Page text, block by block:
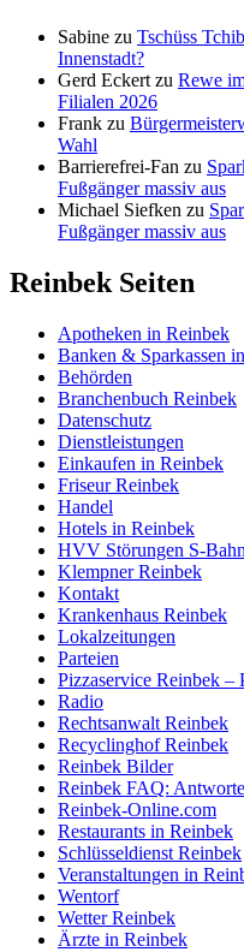
Sabine zu Tschüss
Innenstadt?
Gerd Eckert zu Rewe
Filialen 2026
Frank zu
Wahl
Barrierefrei-Fan zu
Fußgänger massiv aus
Michael Siefken zu
Fußgänger massiv aus
Reinbek Seiten
Apotheken in Reinbek
Banken & Sparkassen
Behörden
Branchenbuch Reinbek
Datenschutz
Dienstleistungen
Einkaufen in Reinbek
Friseur Reinbek
Handel
Hotels in Reinbek
HVV Störungen S-
Klempner Reinbek
Kontakt
Krankenhaus Reinbek
Lokalzeitungen
Parteien
Pizzaservice Reinbek –
Radio
Rechtsanwalt Reinbek
Recyclinghof Reinbek
Reinbek Bilder
Reinbek FAQ:
Reinbek-Online.com
Restaurants in Reinbek
Schlüsseldienst Reinbek
Veranstaltungen in
Wentorf
Wetter Reinbek
Ärzte in Reinbek